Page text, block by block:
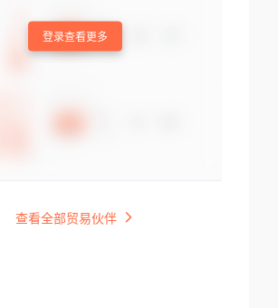
登录查看更多
查看全部贸易伙伴